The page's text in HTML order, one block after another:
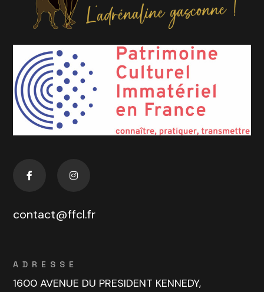
contact@ffcl.fr
ADRESSE
1600 AVENUE DU PRESIDENT KENNEDY,